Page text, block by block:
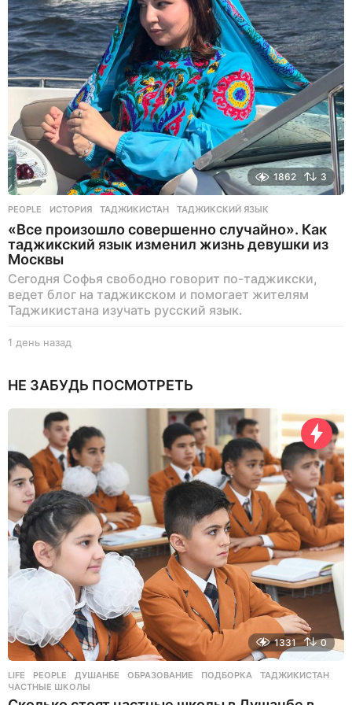
в
н
а
з
а
д
1862 3
PEOPLE ИСТОРИЯ ,ТАДЖИКИСТАН ,ТАДЖИКСКИЙ ЯЗЫК
«Все произошло совершенно случайно». Как
таджикский язык изменил жизнь девушки из
Москвы
Сегодня Софья свободно говорит по-таджикски,
ведет блог на таджикском и помогает жителям
Таджикистана изучать русский язык.
1 день назад
н
а
з
а
НЕ ЗАБУДЬ ПОСМОТРЕТЬ
1331 0
LIFE ,PEOPLE ДУШАНБЕ ,ОБРАЗОВАНИЕ ,ПОДБОРКА ,ТАДЖИКИСТАН
ЧАСТНЫЕ ШКОЛЫ